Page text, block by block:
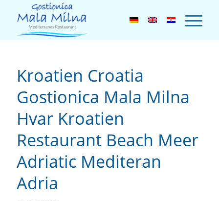
Kroatien Croatia
Gostionica Mala Milna
Hvar Kroatien
Restaurant Beach Meer
Adriatic Mediteran
Adria